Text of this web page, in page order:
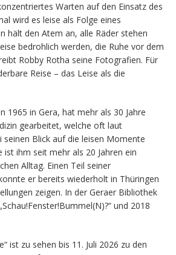
Warten auf den Einsatz des
wird es leise als Folge eines
hält den Atem an, alle Räder stehen
bedrohlich werden, die Ruhe vor dem
Robby Rotha seine Fotografien. Für
Reise – das Leise als die
1965 in Gera, hat mehr als 30 Jahre
gearbeitet, welche oft laut
seinen Blick auf die leisen Momente
ihm seit mehr als 20 Jahren ein
Alltag. Einen Teil seiner
er bereits wiederholt in Thüringen
zeigen. In der Geraer Bibliothek
und 2018
ist zu sehen bis 11. Juli 2026 zu den